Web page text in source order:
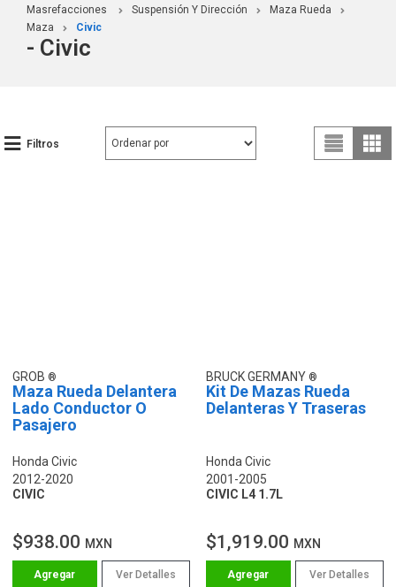
Masrefacciones Suspensión Y Dirección
Maza Rueda
Maza
Civic
- Civic
Filtros
GROB
Maza Rueda Delantera
Lado Conductor O
Pasajero
Honda Civic
2012-2020
CIVIC
$938.00 MXN
Ver Detalles
BRUCK GERMANY
Kit De Mazas Rueda
Delanteras Y Traseras
Honda Civic
2001-2005
CIVIC L4 1.7L
$1,919.00 MXN
Ver Detalles